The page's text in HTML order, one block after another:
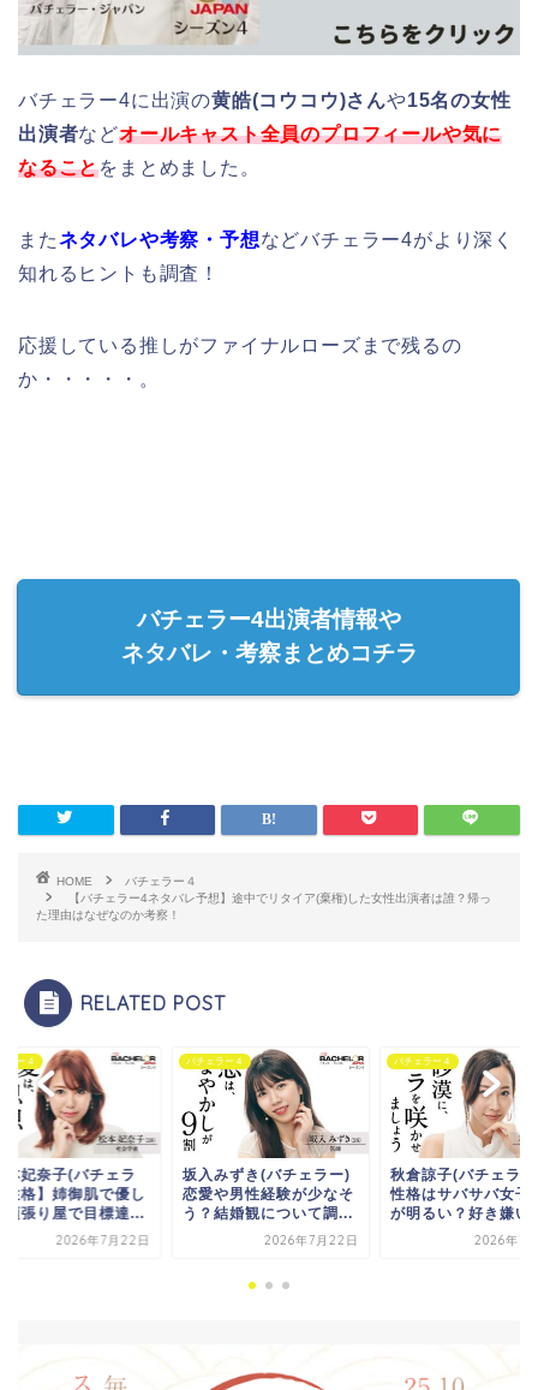
バチェラー4に出演の黄皓(コウコウ)さんや15名の女性
出演者などオールキャスト全員のプロフィールや気に
なることをまとめました。
またネタバレや考察・予想などバチェラー4がより深く
知れるヒントも調査！
応援している推しがファイナルローズまで残るの
か・・・・・。
バチェラー4出演者情報や
ネタバレ・考察まとめコチラ
HOME
バチェラー４
【バチェラー4ネタバレ予想】途中でリタイア(棄権)した女性出演者は誰？帰っ
た理由はなぜなのか考察！
RELATED POST
ラー４
本妃奈子(バチェラ
性格】姉御肌で優し
頑張り屋で目標達...
2026年7月22日
バチェラー４
坂入みずき(バチェラー)
恋愛や男性経験が少なそ
う？結婚観について調...
2026年7月22日
バチェラー４
秋倉諒子(バチェラ
性格はサバサバ女子
が明るい？好き嫌い
2026年7